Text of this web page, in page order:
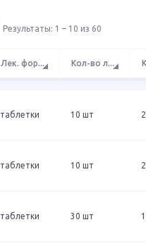
Результаты: 1 – 10 из 60
Лек. фор... Кол-во л...
таблетки 10 шт
таблетки 10 шт
таблетки 30 шт